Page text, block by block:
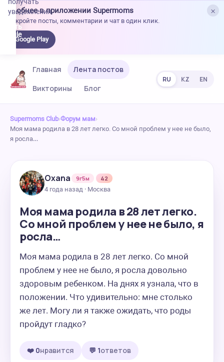
×
Удобнее в приложении Supermoms
Откройте посты, комментарии и чат в один клик.
Google Play
уведомления.
Главная
Лента постов
Викторины
Блог
RU KZ EN
Supermoms Club›Форум мам›
Моя мама родила в 28 лет легко. Со мной проблем у нее не было,
я росла…
Oxana 9г5м
42
4 года назад · Москва
Моя мама родила в 28 лет легко.
Со мной проблем у нее не было, я
росла…
Моя мама родила в 28 лет легко. Со мной
проблем у нее не было, я росла довольно
здоровым ребенком. На днях я узнала, что в
положении. Что удивительно: мне столько
же лет. Могу ли я также ожидать, что роды
пройдут гладко?
❤️ 0нравится 💬 1ответов